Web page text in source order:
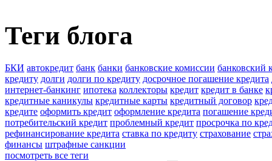
Теги блога
БКИ автокредит банк банки банковские комиссии банковский
кредиту долги долги по кредиту досрочное погашение кредита
интернет-банкинг ипотека коллекторы кредит кредит в банке
кредитные каникулы кредитные карты кредитный договор
кредите оформить кредит оформление кредита погашение
потребительский кредит проблемный кредит просрочка по
рефинансирование кредита ставка по кредиту страхование
финансы штрафные санкции
посмотреть все теги